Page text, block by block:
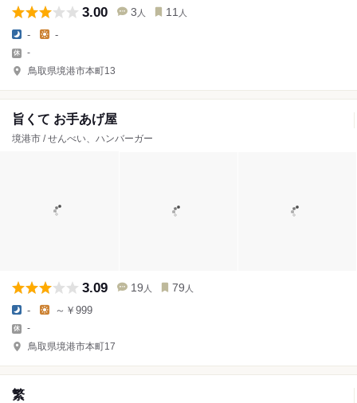
3.00 3 人 11 人
- -
-
鳥取県境港市本町13
旨くて お手あげ屋
境港市 / せんべい、ハンバーガー
3.09 19 人 79 人
- ～￥999
-
鳥取県境港市本町17
繁